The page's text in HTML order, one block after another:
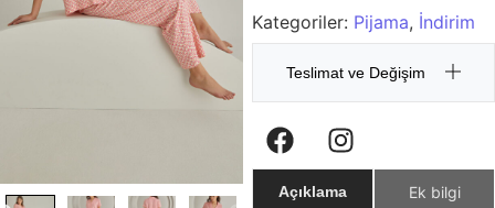
Kategoriler: Pijama, İndirim
Teslimat ve Değişim
Açıklama Ek bilgi